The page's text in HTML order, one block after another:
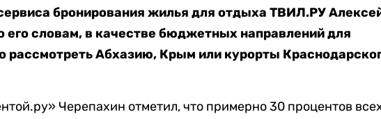
бронирования жилья для отдыха ТВИЛ.РУ
его словам, в качестве бюджетных направлений для
рассмотреть Абхазию, Крым или курорты
Черепахин отметил, что примерно 30 процентов